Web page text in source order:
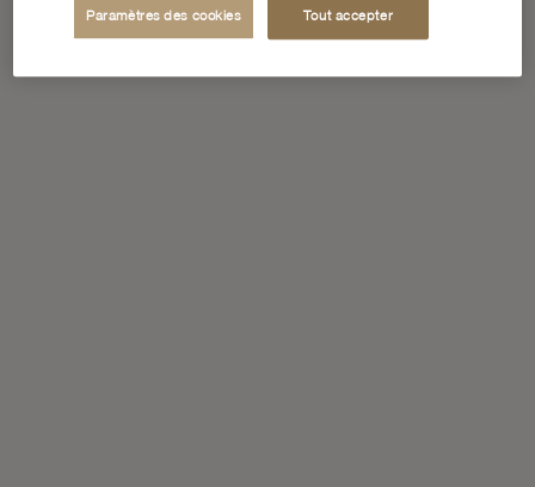
Paramètres des cookies Tout accepter